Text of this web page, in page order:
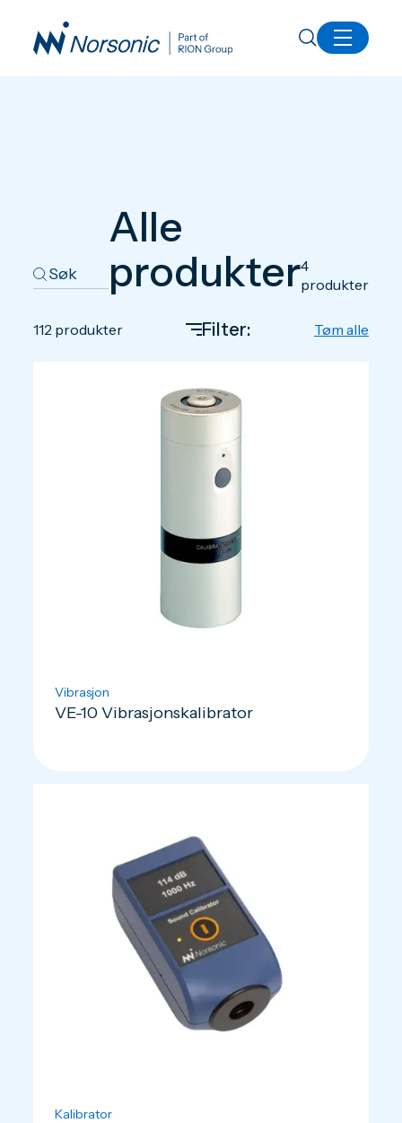
Alle
produkter4
produkter
112 produkter Filter: Tøm alle
Vibrasjon
VE-10 Vibrasjonskalibrator
Kalibrator